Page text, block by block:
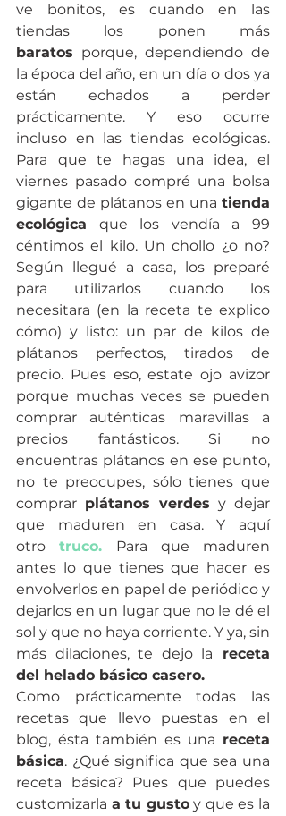
ve bonitos, es cuando en las
baratos porque, dependiendo de
la época del año, en un día o dos ya
están echados a perder
prácticamente. Y eso ocurre
incluso en las tiendas ecológicas.
Para que te hagas una idea, el
viernes pasado compré una bolsa
gigante de plátanos en una tienda
ecológica que los vendía a 99
céntimos el kilo. Un chollo ¿o no?
Según llegué a casa, los preparé
para utilizarlos cuando los
necesitara (en la receta te explico
cómo) y listo: un par de kilos de
plátanos perfectos, tirados de
precio. Pues eso, estate ojo avizor
porque muchas veces se pueden
comprar auténticas maravillas a
precios fantásticos. Si no
encuentras plátanos en ese punto,
no te preocupes, sólo tienes que
comprar plátanos verdes y dejar
que maduren en casa. Y aquí
otro truco.
Para que maduren
antes lo que tienes que hacer es
envolverlos en papel de periódico y
dejarlos en un lugar que no le dé el
sol y que no haya corriente. Y ya, sin
más dilaciones, te dejo la receta
del helado básico casero.
Como prácticamente todas las
recetas que llevo puestas en el
blog, ésta también es una receta
básica. ¿Qué significa que sea una
receta básica? Pues que puedes
customizarla a tu gusto y que es la